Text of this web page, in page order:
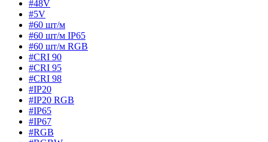
#48V
#5V
#60 шт/м
#60 шт/м IP65
#60 шт/м RGB
#CRI 90
#CRI 95
#CRI 98
#IP20
#IP20 RGB
#IP65
#IP67
#RGB